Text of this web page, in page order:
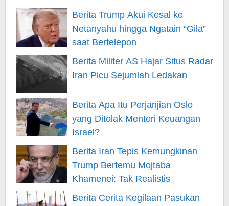
Berita Trump Akui Kesal ke
Netanyahu hingga Ngatain “Gila”
saat Bertelepon
Berita Militer AS Hajar Situs Radar
Iran Picu Sejumlah Ledakan
Berita Apa Itu Perjanjian Oslo
yang Ditolak Menteri Keuangan
Israel?
Berita Iran Tepis Kemungkinan
Trump Bertemu Mojtaba
Khamenei: Tak Realistis
Berita Cerita Kegilaan Pasukan